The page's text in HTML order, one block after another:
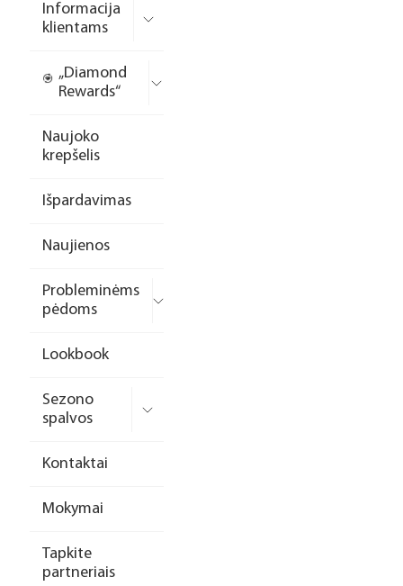
Informacija
klientams
„Diamond
Rewards“
Naujoko
krepšelis
Išpardavimas
Naujienos
Probleminėms
pėdoms
Lookbook
Sezono
spalvos
Kontaktai
Mokymai
Tapkite
partneriais